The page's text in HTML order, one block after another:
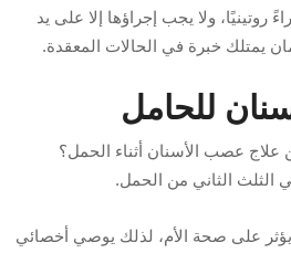
ولا يجب إجراؤها إلا على يد
خبرة في الحالات المعقدة.
للحامل
علاج عصب الأسنان أثناء الحمل؟
الثلث الثاني من الحمل.
على صحة الأم، لذلك يوصي أخصائي